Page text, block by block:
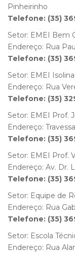
Pinheirinho
Telefone: (35)
Setor: EMEI Bem
Endereço: Rua
Telefone: (35)
Setor: EMEI
Endereço: Rua
Telefone: (35)
Setor: EMEI Prof.
Endereço:
Telefone: (35)
Setor: EMEI Prof.
Endereço: Av. Dr.
Telefone: (35)
Setor: Equipe de
Endereço: Rua
Telefone: (35)
Setor: Escola
Endereço: Rua